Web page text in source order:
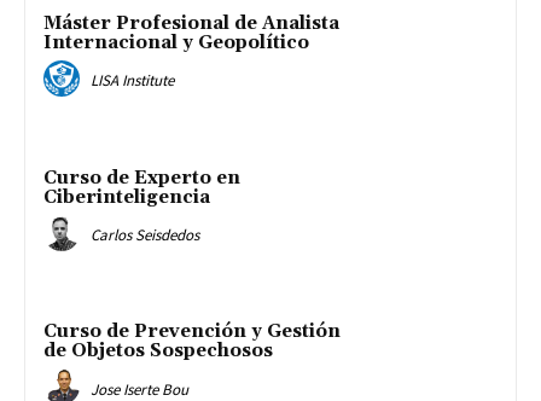
Máster Profesional de Analista
Internacional y Geopolítico
LISA Institute
Curso de Experto en
Ciberinteligencia
Carlos Seisdedos
Curso de Prevención y Gestión
de Objetos Sospechosos
Jose Iserte Bou